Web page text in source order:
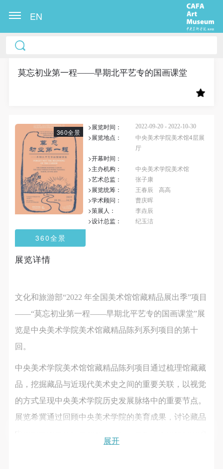
EN
莫忘初业第一程——早期北平艺专的国画课堂
360全景
360全景
>展览时间： 2022-09-20 - 2022-10-30
>展览地点：
中央美术学院美术馆4层展
厅
>开幕时间：
>主办机构：
中央美术学院美术馆
>艺术总监：
张子康
>展览统筹：
王春辰
高高
>学术顾问：
曹庆晖
>策展人：
李垚辰
>设计总监：
纪玉洁
展览详情
文化和旅游部“2022 年全国美术馆馆藏精品展出季”项目
——“莫忘初业第一程——早期北平艺专的国画课堂”展
览是中央美术学院美术馆藏精品陈列系列项目的第十
回。
中央美术学院美术馆馆藏精品陈列项目通过梳理馆藏藏
品，挖掘藏品与近现代美术史之间的重要关联，以视觉
的方式呈现中央美术学院历史发展脉络中的重要节点。
展览希冀通过回顾中央美术学院的美育成果，讨论藏品
展开
中央美术学院美术馆出版授权协议书
称“CAFAM”），愿意将本人参与中央美术学院美术馆
动）的涉及本人的图像、照片、文字、著作、活动成
作发表、出版。中央美术学院可以以电子、网络及其
它数字媒体形式公开出版，并同意编入《中国知识资
源总库》《中央美术学院资料库》《中央美术学院美
术馆资料库》等相关资料、文献、档案机构和平台，
在中央美术学院中使用和在互联网上传播，同意按相
关“章程”规定享受相关权益。
中央美术学院美术馆活动安全免责协议书
本次活动公平公正、自愿参加与退出、风险与责任自
负的原则。但活动有风险，参加者应有必要的风险意
参加本次活动者必须遵守中华人民共和国的相关法
律、法规，必须遵循道德和社会公德规范，并应该具
备以人为本、团结友爱、互相帮助和助人为乐的良好
品质。
第三条
参加本次活动人员应该是成年人（具有完全民事行为
能力的人，18周岁以上）未成年人必须在成年人的陪
第四条
参加活动者在此次活动期间的人身安全责任自负。鼓
励参加者自行购买人身安全保险。活动中一旦出现事
中央美术学院美术馆出版授权协议书
称“CAFAM”），愿意将本人参与中央美术学院美术馆
动）的涉及本人的图像、照片、文字、著作、活动成
作发表、出版。中央美术学院可以以电子、网络及其
它数字媒体形式公开出版，并同意编入《中国知识资
源总库》《中央美术学院资料库》《中央美术学院美
术馆资料库》等相关资料、文献、档案机构和平台，
在中央美术学院中使用和在互联网上传播，同意按相
关“章程”规定享受相关权益。
中央美术学院美术馆活动安全免责协议书
本次活动公平公正、自愿参加与退出、风险与责任自
负的原则。但活动有风险，参加者应有必要的风险意
参加本次活动者必须遵守中华人民共和国的相关法
律、法规，必须遵循道德和社会公德规范，并应该具
备以人为本、团结友爱、互相帮助和助人为乐的良好
品质。
第三条
参加本次活动人员应该是成年人（具有完全民事行为
能力的人，18周岁以上）未成年人必须在成年人的陪
第四条
参加活动者在此次活动期间的人身安全责任自负。鼓
励参加者自行购买人身安全保险。活动中一旦出现事
中央美术学院美术馆出版授权协议书
称“CAFAM”），愿意将本人参与中央美术学院美术馆
动）的涉及本人的图像、照片、文字、著作、活动成
作发表、出版。中央美术学院可以以电子、网络及其
它数字媒体形式公开出版，并同意编入《中国知识资
源总库》《中央美术学院资料库》《中央美术学院美
术馆资料库》等相关资料、文献、档案机构和平台，
在中央美术学院中使用和在互联网上传播，同意按相
关“章程”规定享受相关权益。
中央美术学院美术馆活动安全免责协议书
本次活动公平公正、自愿参加与退出、风险与责任自
负的原则。但活动有风险，参加者应有必要的风险意
参加本次活动者必须遵守中华人民共和国的相关法
律、法规，必须遵循道德和社会公德规范，并应该具
备以人为本、团结友爱、互相帮助和助人为乐的良好
品质。
第三条
参加本次活动人员应该是成年人（具有完全民事行为
能力的人，18周岁以上）未成年人必须在成年人的陪
第四条
参加活动者在此次活动期间的人身安全责任自负。鼓
励参加者自行购买人身安全保险。活动中一旦出现事